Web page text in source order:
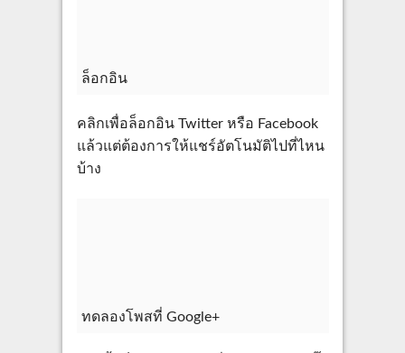
ล็อกอิน
คลิกเพื่อล็อกอิน Twitter หรือ Facebook
แล้วแต่ต้องการให้แชร์อัตโนมัติไปที่ไหน
บ้าง
ทดลองโพสที่ Google+